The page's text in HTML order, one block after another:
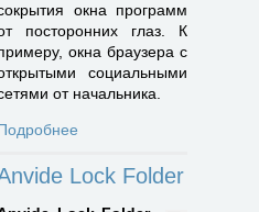
окна программ
посторонних глаз. К
окна браузера с
социальными
от начальника.
Lock Folder